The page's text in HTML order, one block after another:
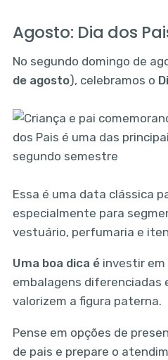
Agosto: Dia dos
No segundo domingo de
de agosto), celebramos o
Essa é uma data clássica
especialmente para
vestuário, perfumaria e
Uma boa dica é investir
embalagens diferenciadas
valorizem a figura paterna.
Pense em opções de
de pais e prepare o